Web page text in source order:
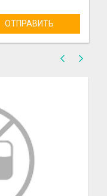
ОТПРАВИТЬ